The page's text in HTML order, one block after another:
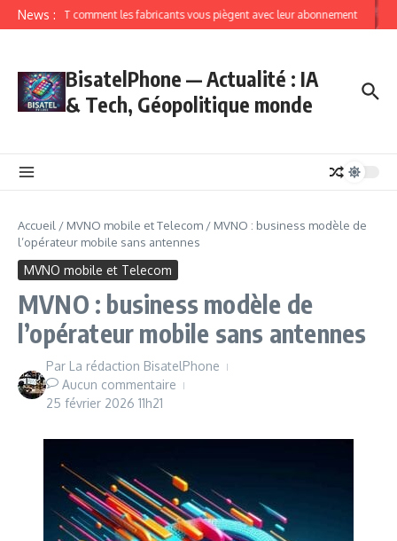
News :IoT comment les fabricants vous piègent avec leur abonnement
BisatelPhone — Actualité : IA
& Tech, Géopolitique monde
Accueil / MVNO mobile et Telecom / MVNO : business modèle de
l’opérateur mobile sans antennes
MVNO mobile et Telecom
MVNO : business modèle de
l’opérateur mobile sans antennes
Par La rédaction BisatelPhone
Aucun commentaire
25 février 2026 11h21